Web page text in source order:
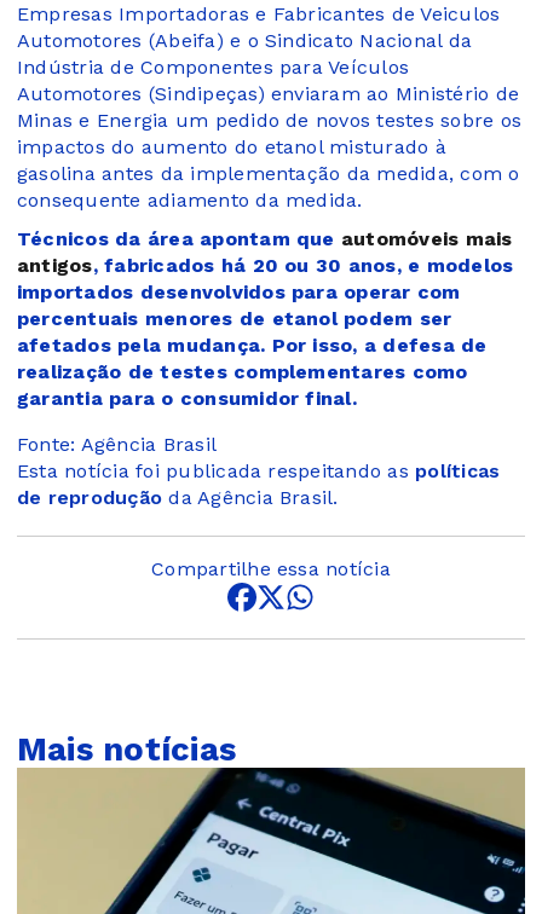
Empresas Importadoras e Fabricantes de Veiculos
Automotores (Abeifa) e o Sindicato Nacional da
Indústria de Componentes para Veículos
Automotores (Sindipeças) enviaram ao Ministério de
Minas e Energia um pedido de novos testes sobre os
impactos do aumento do etanol misturado à
gasolina antes da implementação da medida, com o
consequente adiamento da medida.
Técnicos da área apontam que automóveis mais
antigos, fabricados há 20 ou 30 anos, e modelos
importados desenvolvidos para operar com
percentuais menores de etanol podem ser
afetados pela mudança. Por isso, a defesa de
realização de testes complementares como
garantia para o consumidor final.
Fonte: Agência Brasil
Esta notícia foi publicada respeitando as políticas
de reprodução da Agência Brasil.
Compartilhe essa notícia
Mais notícias